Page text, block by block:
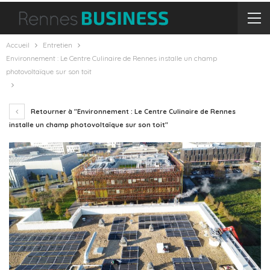
Accueil
Entretien
Environnement : Le Centre Culinaire de Rennes installe un champ
photovoltaïque sur son toit
Retourner à "Environnement : Le Centre Culinaire de Rennes
installe un champ photovoltaïque sur son toit"